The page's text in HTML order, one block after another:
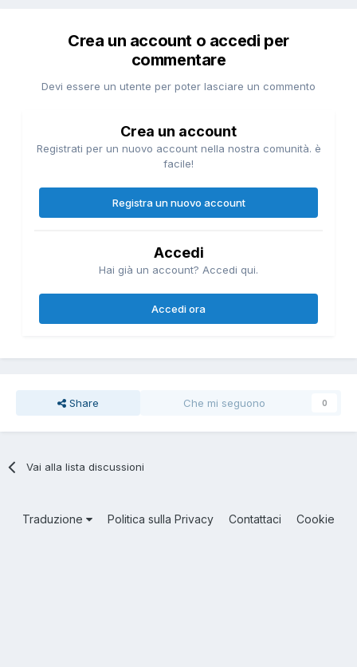
Crea un account o accedi per
commentare
Devi essere un utente per poter lasciare un commento
Crea un account
Registrati per un nuovo account nella nostra comunità. è
facile!
Registra un nuovo account
Accedi
Hai già un account? Accedi qui.
Accedi ora
Share Che mi seguono 0
Vai alla lista discussioni
Traduzione Politica sulla Privacy Contattaci Cookie